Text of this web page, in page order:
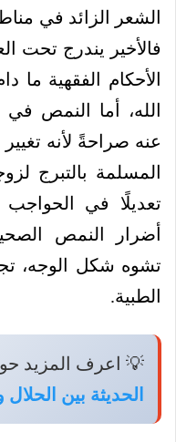
الشعر الزائد في
فالأخير يندرج تحت
الأحكام الفقهية ما
الله، أما النمص في
عنه صراحةً لأنه
المسلمة بالتبرج
تعديلًا في الحواجب
أضرار النمص
تشوه شكل الوجه،
الطبية.
💡 اعرف المزيد
الحديثة بين الحلال